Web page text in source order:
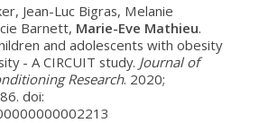
Jean-Luc Bigras, Melanie
Barnett, Marie-Eve Mathieu.
and adolescents with obesity
- A CIRCUIT study. Journal of
Research. 2020;
doi: